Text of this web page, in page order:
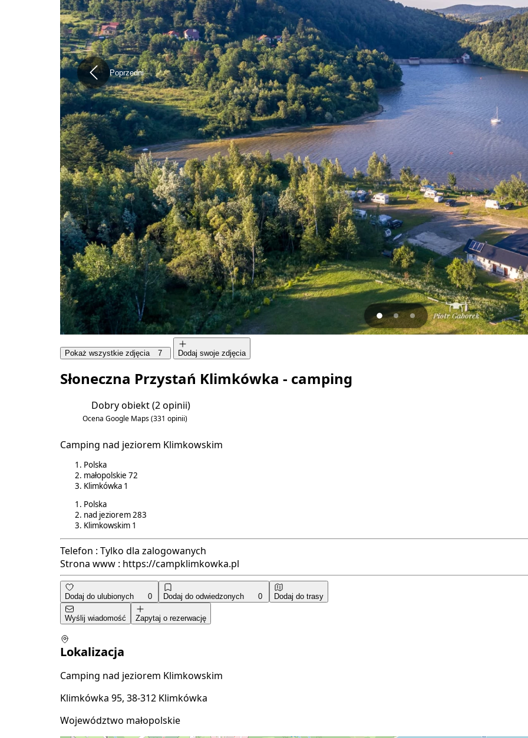
Poprzedni
Pokaż wszystkie zdjęcia 7 Dodaj swoje zdjęcia
Słoneczna Przystań Klimkówka - camping
Dobry obiekt(2 opinii)
Ocena Google Maps(331 opinii)
Camping nad jeziorem Klimkowskim
Polska
małopolskie 72
Klimkówka 1
Polska
nad jeziorem283
Klimkowskim 1
Telefon : Tylko dla zalogowanych
Strona www : https://campklimkowka.pl
Dodaj do ulubionych 0 Dodaj do odwiedzonych 0 Dodaj do trasy
Wyślij wiadomość Zapytaj o rezerwację
Lokalizacja
Camping nad jeziorem Klimkowskim
Klimkówka 95, 38-312 Klimkówka
Województwo małopolskie